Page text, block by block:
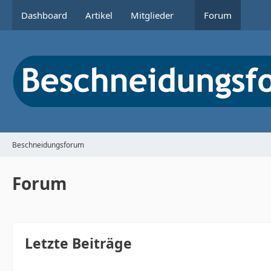
Dashboard Artikel Mitglieder Forum
Beschneidungsforum
Forum
Letzte Beiträge